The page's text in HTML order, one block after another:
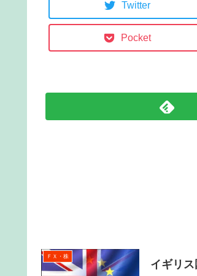
Twitter
Pocket
ＦＸ・株
イギリ